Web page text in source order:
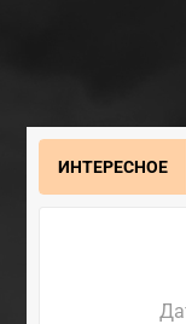
ИНТЕРЕСНОЕ